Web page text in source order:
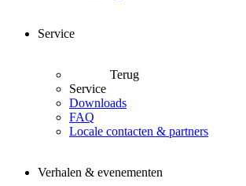
Service
Terug
Service
Downloads
FAQ
Locale contacten & partners
Verhalen & evenementen